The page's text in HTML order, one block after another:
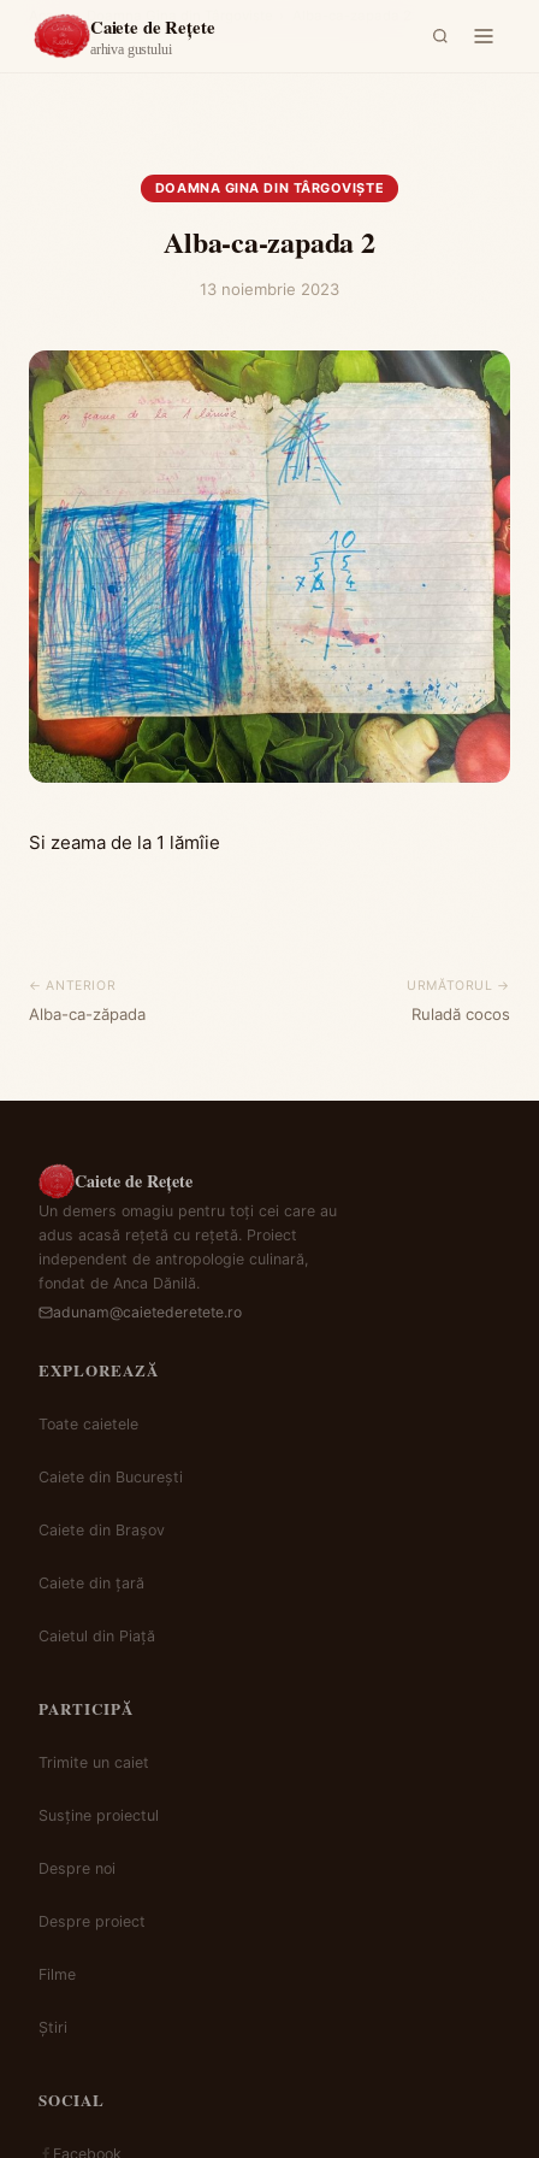
Caiete de Rețete
arhiva gustului
Acasă ›
DOAMNA GINA DIN TÂRGOVIȘTE
Alba-ca-zapada 2
13 noiembrie 2023
Si zeama de la 1 lămîie
← ANTERIOR
Alba-ca-zăpada
URMĂTORUL →
Ruladă cocos
Caiete de Rețete
Un demers omagiu pentru toți cei care au
adus acasă rețetă cu rețetă. Proiect
independent de antropologie culinară,
fondat de Anca Dănilă.
adunam@caietederetete.ro
EXPLOREAZĂ
Toate caietele
Caiete din București
Caiete din Brașov
Caiete din țară
Caietul din Piață
PARTICIPĂ
Trimite un caiet
Susține proiectul
Despre noi
Despre proiect
Filme
Știri
SOCIAL
Facebook